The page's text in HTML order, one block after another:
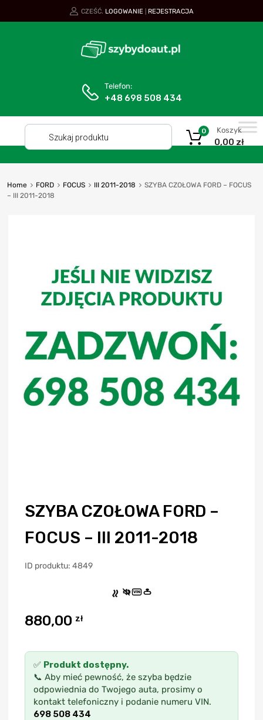
CZEŚĆ. LOGOWANIE REJESTRACJA
Telefon:
+48 698 508 434
Koszyk
0,00 zł
0
Home FORD FOCUS III 2011-2018
SZYBA CZOŁOWA FORD – FOCUS
– III 2011-2018
SZYBA CZOŁOWA FORD –
FOCUS – III 2011-2018
ID produktu: 4849
VIN
880,00 zł
✅ Produkt dostępny.
📞 Aby mieć pewność, że szyba będzie
odpowiednia do Twojego auta, prosimy o
kontakt telefoniczny i podanie numeru VIN.
698 508 434